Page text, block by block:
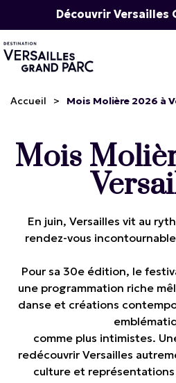
Découvrir Versailles
Accueil > Mois Molière 2026 à
Mois
En juin, Versailles vit au
rendez-vous
Pour sa 30e édition, le
une programmation riche
danse et créations
comme plus intimistes.
redécouvrir Versailles
culture et représentations